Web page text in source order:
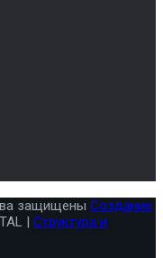
защищены Создание
| Структура и